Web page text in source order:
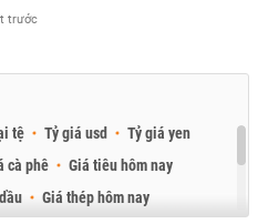
trước
tệ Tỷ giá usd
Tỷ giá yen
cà phê
Giá tiêu hôm nay
Giá thép hôm nay